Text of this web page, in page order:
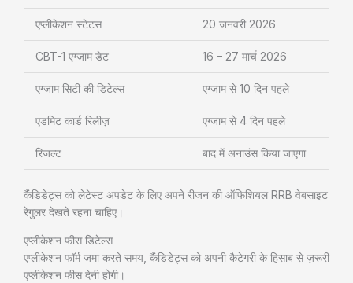
एप्लीकेशन स्टेटस 20 जनवरी 2026
CBT-1 एग्जाम डेट 16 – 27 मार्च 2026
एग्जाम सिटी की डिटेल्स एग्जाम से 10 दिन पहले
एडमिट कार्ड रिलीज़ एग्जाम से 4 दिन पहले
रिजल्ट बाद में अनाउंस किया जाएगा
कैंडिडेट्स को लेटेस्ट अपडेट के लिए अपने रीजन की ऑफिशियल RRB वेबसाइट
रेगुलर देखते रहना चाहिए।
एप्लीकेशन फीस डिटेल्स
एप्लीकेशन फॉर्म जमा करते समय, कैंडिडेट्स को अपनी कैटेगरी के हिसाब से ज़रूरी
एप्लीकेशन फीस देनी होगी।